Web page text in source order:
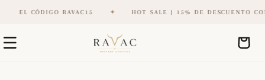
directamente
al contenido
RAVAC15 ✦ HOT SALE | 15% DE DESCUENTO CON EL
Carrito